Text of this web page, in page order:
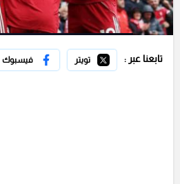
تابعنا عبر : تويتر فيسبوك